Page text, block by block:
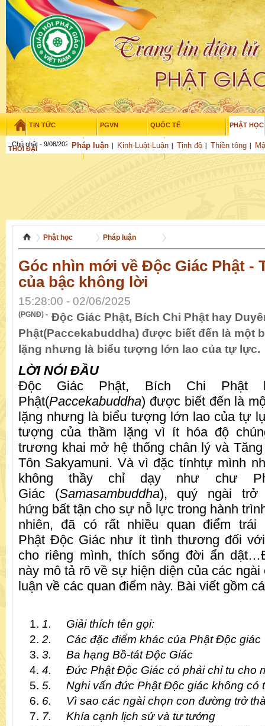
TIN TỨC PGVN QUỐC TẾ PHẬT HỌC
Pháp luận Kinh-Luật-Luận Tịnh độ Thiền tông
THỜI ĐẠI TUỔI TRẺ NGHIÊN CỨU
Chủ nhật - 9/08/2026 – 08 : 46: 45
Phật học Pháp luận
Góc nhìn mới về Độc Giác Phật -
của bậc không lời
15:28:00 - 02/06/2025
(PGNĐ) - Độc Giác Phật, Bích Chi Phật hay
Phật(Paccekabuddha) được biết đến là một
lặng nhưng là biểu tượng lớn lao của tự lực.
LỜI NÓI ĐẦU
Độc Giác Phật, Bích Chi Phật
Phật(Paccekabuddha) được biết đến là
lặng nhưng là biểu tượng lớn lao của tự
tượng của thầm lặng vì ít hóa độ
trương khai mở hệ thống chân lý và
Tôn Sakyamuni. Và vì đặc tínhtự mình
không thầy chỉ dạy như chư
Giác (Samasambuddha), quý ngài trở
hứng bất tận cho sự nỗ lực trong hành
nhiên, đã có rất nhiều quan điểm trái
Phật Độc Giác như ít tình thương đối
cho riêng mình, thích sống đời ẩn
này mô tả rõ về sự hiện diện của các
luận về các quan điểm này. Bài viết gồm
1. Giải thích tên gọi:
2. Các đặc điểm khác của Phật Độc giác
3. Ba hạng Bồ-tát Độc Giác
4. Đức Phật Độc Giác có phải chỉ tu cho
5. Nghi vấn đức Phật Độc giác không có
6. Vì sao các ngài chọn con đường trở
7. Khía cạnh lịch sử và tư tưởng